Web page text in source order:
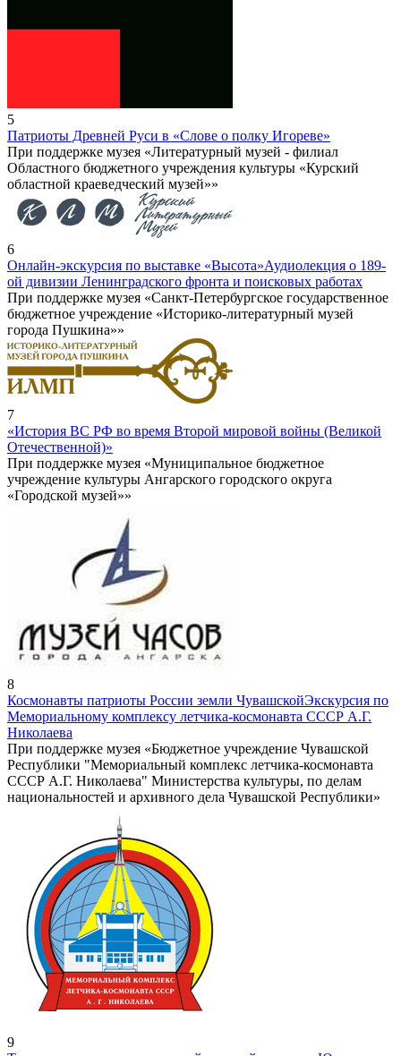
5
Патриоты Древней Руси в «Слове о полку Игореве»
При поддержке музея «Литературный музей - филиал
Областного бюджетного учреждения культуры «Курский
областной краеведческий музей»»
6
Онлайн-экскурсия по выставке «Высота»Аудиолекция о 189-
ой дивизии Ленинградского фронта и поисковых работах
При поддержке музея «Санкт-Петербургское государственное
бюджетное учреждение «Историко-литературный музей
города Пушкина»»
7
«История ВС РФ во время Второй мировой войны (Великой
Отечественной)»
При поддержке музея «Муниципальное бюджетное
учреждение культуры Ангарского городского округа
«Городской музей»»
8
Космонавты патриоты России земли ЧувашскойЭкскурсия по
Мемориальному комплексу летчика-космонавта СССР А.Г.
Николаева
При поддержке музея «Бюджетное учреждение Чувашской
Республики "Мемориальный комплекс летчика-космонавта
СССР А.Г. Николаева" Министерства культуры, по делам
национальностей и архивного дела Чувашской Республики»
9